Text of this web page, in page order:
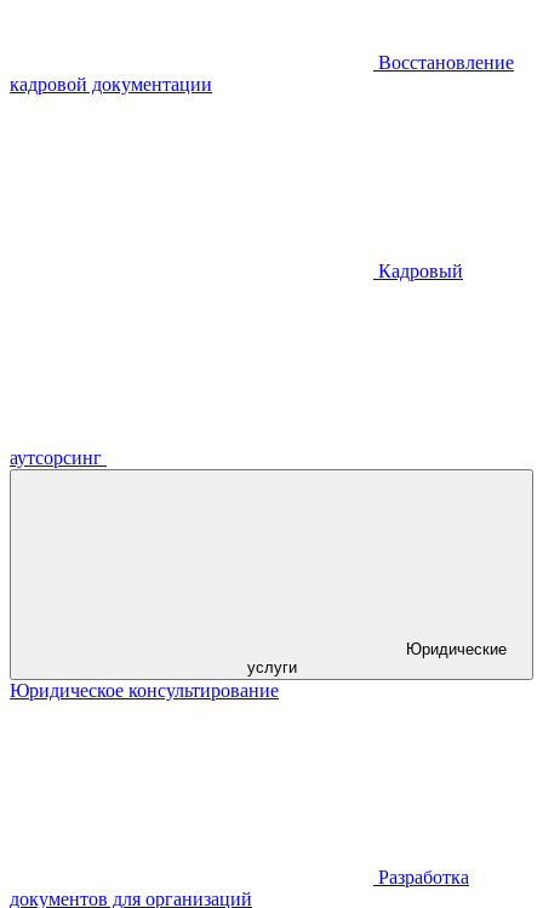
Восстановление
кадровой документации
Кадровый
аутсорсинг
услуги
Юридическое консультирование
Разработка
документов для организаций